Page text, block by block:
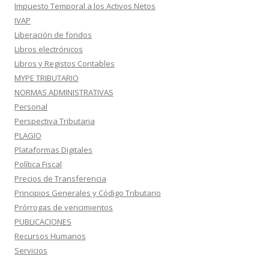
Impuesto Temporal a los Activos Netos
IVAP
Liberación de fondos
Libros electrónicos
Libros y Registos Contables
MYPE TRIBUTARIO
NORMAS ADMINISTRATIVAS
Personal
Perspectiva Tributaria
PLAGIO
Plataformas Digitales
Política Fiscal
Precios de Transferencia
Principios Generales y Código Tributario
Prórrogas de vencimientos
PUBLICACIONES
Recursos Humanos
Servicios